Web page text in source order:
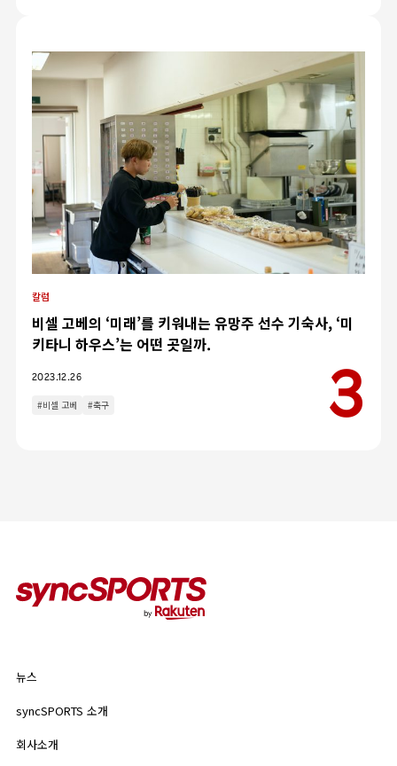
카테고리
인터뷰
기업 정보
개인정보 보호정책
이용약관
칼럼
비셀 고베의 ‘미래’를 키워내는 유망주 선수 기숙사, ‘미
키타니 하우스’는 어떤 곳일까.
2023.12.26
#비셀 고베 #축구
뉴스
syncSPORTS 소개
회사소개